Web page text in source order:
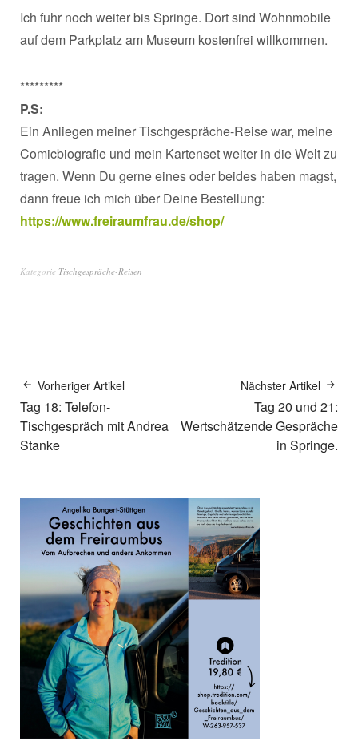
Ich fuhr noch weiter bis Springe. Dort sind Wohnmobile
auf dem Parkplatz am Museum kostenfrei willkommen.
*********
P.S:
Ein Anliegen meiner Tischgespräche-Reise war, meine
Comicbiografie und mein Kartenset weiter in die Welt zu
tragen. Wenn Du gerne eines oder beides haben magst,
dann freue ich mich über Deine Bestellung:
https://www.freiraumfrau.de/shop/
Kategorie Tischgespräche-Reisen
Vorheriger Artikel
Tag 18: Telefon-
Tischgespräch mit Andrea
Stanke
Nächster Artikel
Tag 20 und 21:
Wertschätzende Gespräche
in Springe.